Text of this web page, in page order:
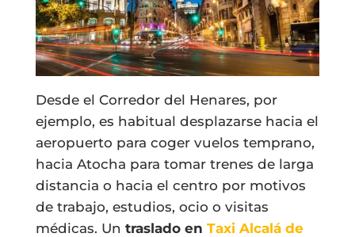
Desde el Corredor del Henares, por
ejemplo, es habitual desplazarse hacia el
aeropuerto para coger vuelos temprano,
hacia Atocha para tomar trenes de larga
distancia o hacia el centro por motivos
de trabajo, estudios, ocio o visitas
médicas. Un traslado en Taxi Alcalá de